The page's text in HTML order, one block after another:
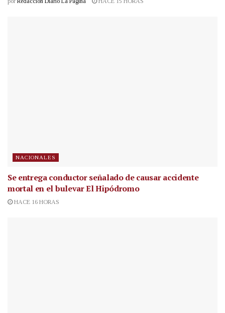
NACIONALES
Se entrega conductor señalado de causar accidente
mortal en el bulevar El Hipódromo
HACE 16 HORAS